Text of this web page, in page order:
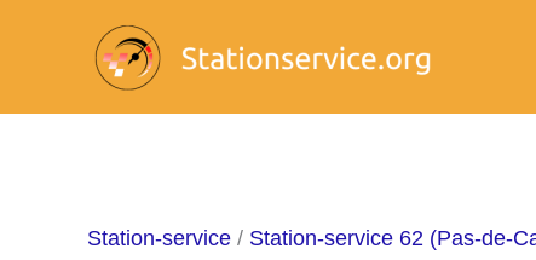
Station-service / Station-service 62 (Pas-de-